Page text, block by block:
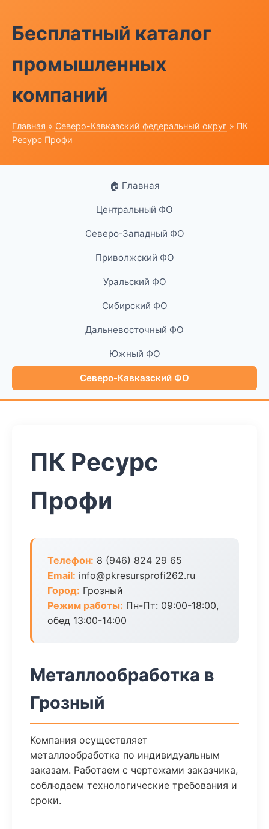
Бесплатный каталог
промышленных
компаний
Главная » Северо-Кавказский федеральный округ » ПК
Ресурс Профи
🏠 Главная
Центральный ФО
Северо-Западный ФО
Приволжский ФО
Уральский ФО
Сибирский ФО
Дальневосточный ФО
Южный ФО
Северо-Кавказский ФО
ПК Ресурс
Профи
Телефон: 8 (946) 824 29 65
Email: info@pkresursprofi262.ru
Город: Грозный
Режим работы: Пн-Пт: 09:00-18:00,
обед 13:00-14:00
Металлообработка в
Грозный
Компания осуществляет
металлообработка по индивидуальным
заказам. Работаем с чертежами заказчика,
соблюдаем технологические требования и
сроки.